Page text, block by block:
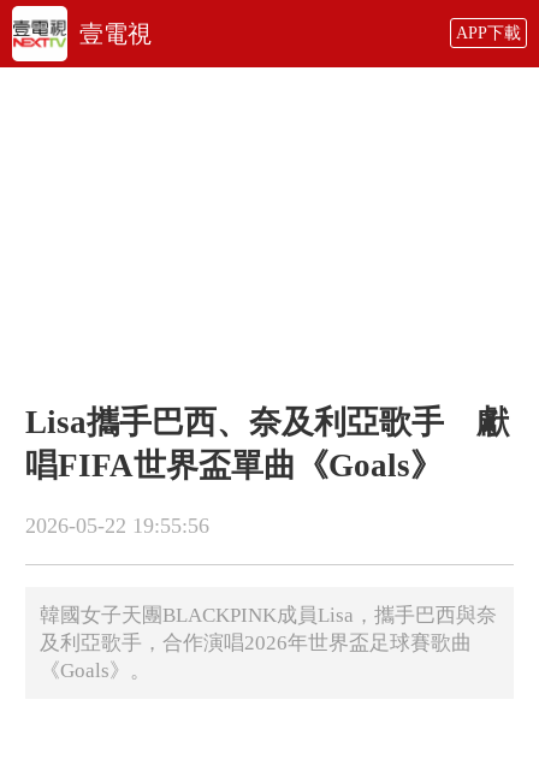
壹電視 APP下載
Lisa攜手巴西、奈及利亞歌手 獻
唱FIFA世界盃單曲《Goals》
2026-05-22 19:55:56
​韓國女子天團BLACKPINK成員Lisa，攜手巴西與奈
及利亞歌手，合作演唱2026年世界盃足球賽歌曲
《Goals》。